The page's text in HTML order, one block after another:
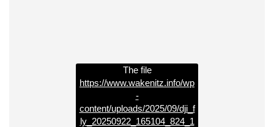
The file
https://www.wakenitz.info/wp
-
content/uploads/2025/09/dji_f
ly_20250922_165104_824_1